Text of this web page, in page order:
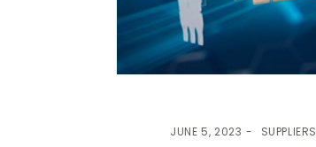
JUNE 5, 2023 SUPPLIERS